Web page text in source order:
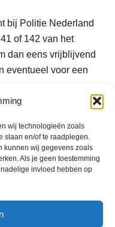
wij technologieën zoals
slaan en/of te raadplegen.
kunnen wij gegevens zoals
Als je geen toestemming
invloed hebben op
bij Politie Nederland
of 142 van het
dan eens vrijblijvend
eventueel voor een
19.00 uur tot 21.00